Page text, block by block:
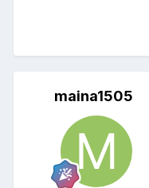
maina1505